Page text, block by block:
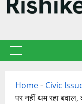
प्राथमिक
Home- Civic
पर नहीं थम रहा